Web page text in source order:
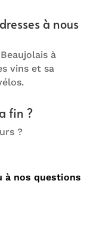
à nous
à
vins et sa
fin ?
?
à nos questions